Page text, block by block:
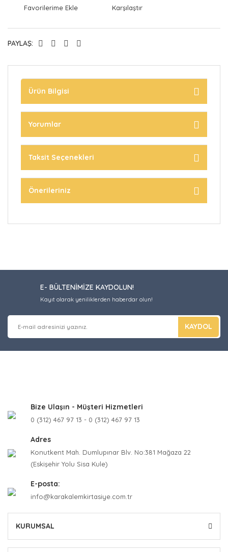
Karşılaştır
PAYLAŞ:
Ürün Bilgisi
Yorumlar
Taksit Seçenekleri
Önerileriniz
E- BÜLTENİMİZE KAYDOLUN!
Kayıt olarak yeniliklerden haberdar olun!
KAYDOL
Bize Ulaşın - Müşteri Hizmetleri
0 (312) 467 97 13 - 0 (312) 467 97 13
Adres
Konutkent Mah. Dumlupınar Blv. No:381 Mağaza 22
(Eskişehir Yolu Sisa Kule)
E-posta:
info@karakalemkirtasiye.com.tr
KURUMSAL